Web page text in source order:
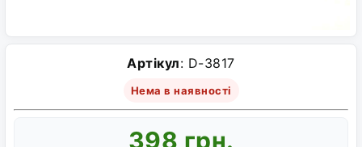
Артікул: D-3817
Нема в наявності
398 грн.